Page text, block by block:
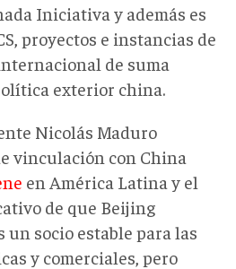
Iniciativa y además es
proyectos e instancias de
de suma
exterior china.
Nicolás Maduro
vinculación con China
en América Latina y el
de que Beijing
un socio estable para las
y comerciales, pero